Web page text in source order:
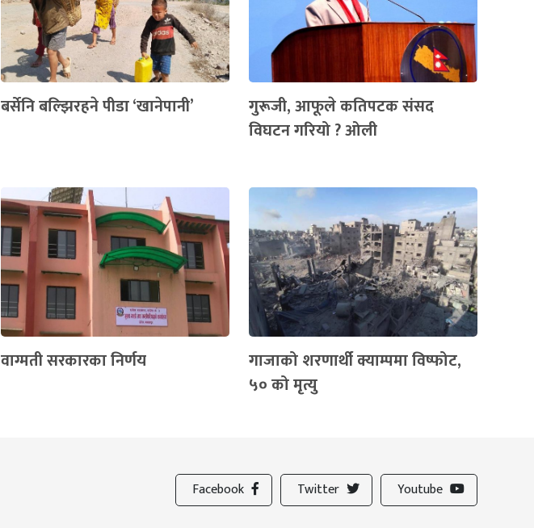
बर्सेनि बल्झिरहने पीडा ‘खानेपानी’
गुरूजी, आफूले कतिपटक संसद
विघटन गरियो ? ओली
वाग्मती सरकारका निर्णय
गाजाको शरणार्थी क्याम्पमा विष्फोट,
५० को मृत्यु
Facebook Twitter Youtube